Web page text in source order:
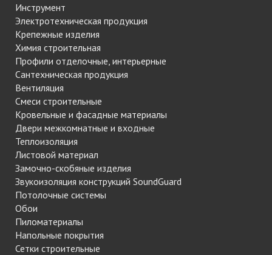
Инструмент
Электротехническая продукция
Крепежные изделия
Химия строительная
Профили отделочные, интерьерные
Сантехническая продукция
Вентиляция
Смеси строительные
Кровельные и фасадные материалы
Двери межкомнатные и входные
Теплоизоляция
Листовой материал
Замочно-скобяные изделия
Звукоизоляция конструкций SoundGuard
Потолочные системы
Обои
Пиломатериалы
Напольные покрытия
Сетки строительные